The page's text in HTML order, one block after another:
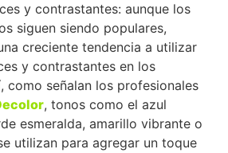
y contrastantes: aunque los
siguen siendo populares,
creciente tendencia a utilizar
y contrastantes en los
como señalan los profesionales
, tonos como el azul
esmeralda, amarillo vibrante o
utilizan para agregar un toque